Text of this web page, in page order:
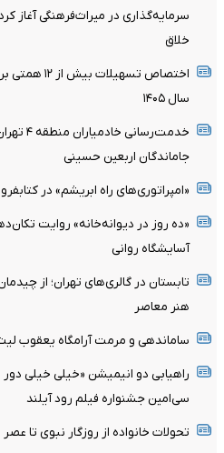
سرمایه‌گذاری در میراث‌فرهنگی آغاز
خلاق
اختصاص
سال ۱۴۰۵
جاماندگان اربعین حسینی
«امپراتوری‌های راه ابریشم» در
«ده روز در دیوانه‌خانه» روایت
آسایشگاه روانی
تابستان در گالری‌های تهران؛ از
هنر معاصر
ساماندهی و مرمت آرامگاه یعقوب
راهیابی دو انیمیشن «خیلی خیلی دور
سی‌امین جشنواره فیلم رود آیلند
تحولات خانواده از روزگار نبوی تا